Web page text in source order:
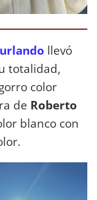
llevó
totalidad,
color
de Roberto
blanco con